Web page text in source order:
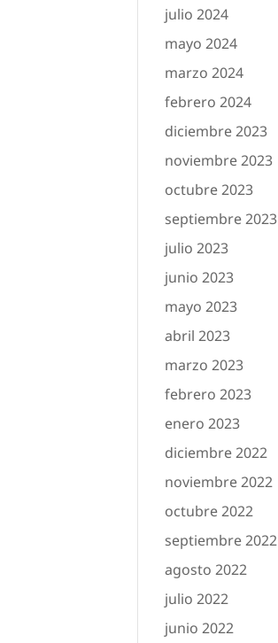
julio 2024
mayo 2024
marzo 2024
febrero 2024
diciembre 2023
noviembre 2023
octubre 2023
septiembre 2023
julio 2023
junio 2023
mayo 2023
abril 2023
marzo 2023
febrero 2023
enero 2023
diciembre 2022
noviembre 2022
octubre 2022
septiembre 2022
agosto 2022
julio 2022
junio 2022